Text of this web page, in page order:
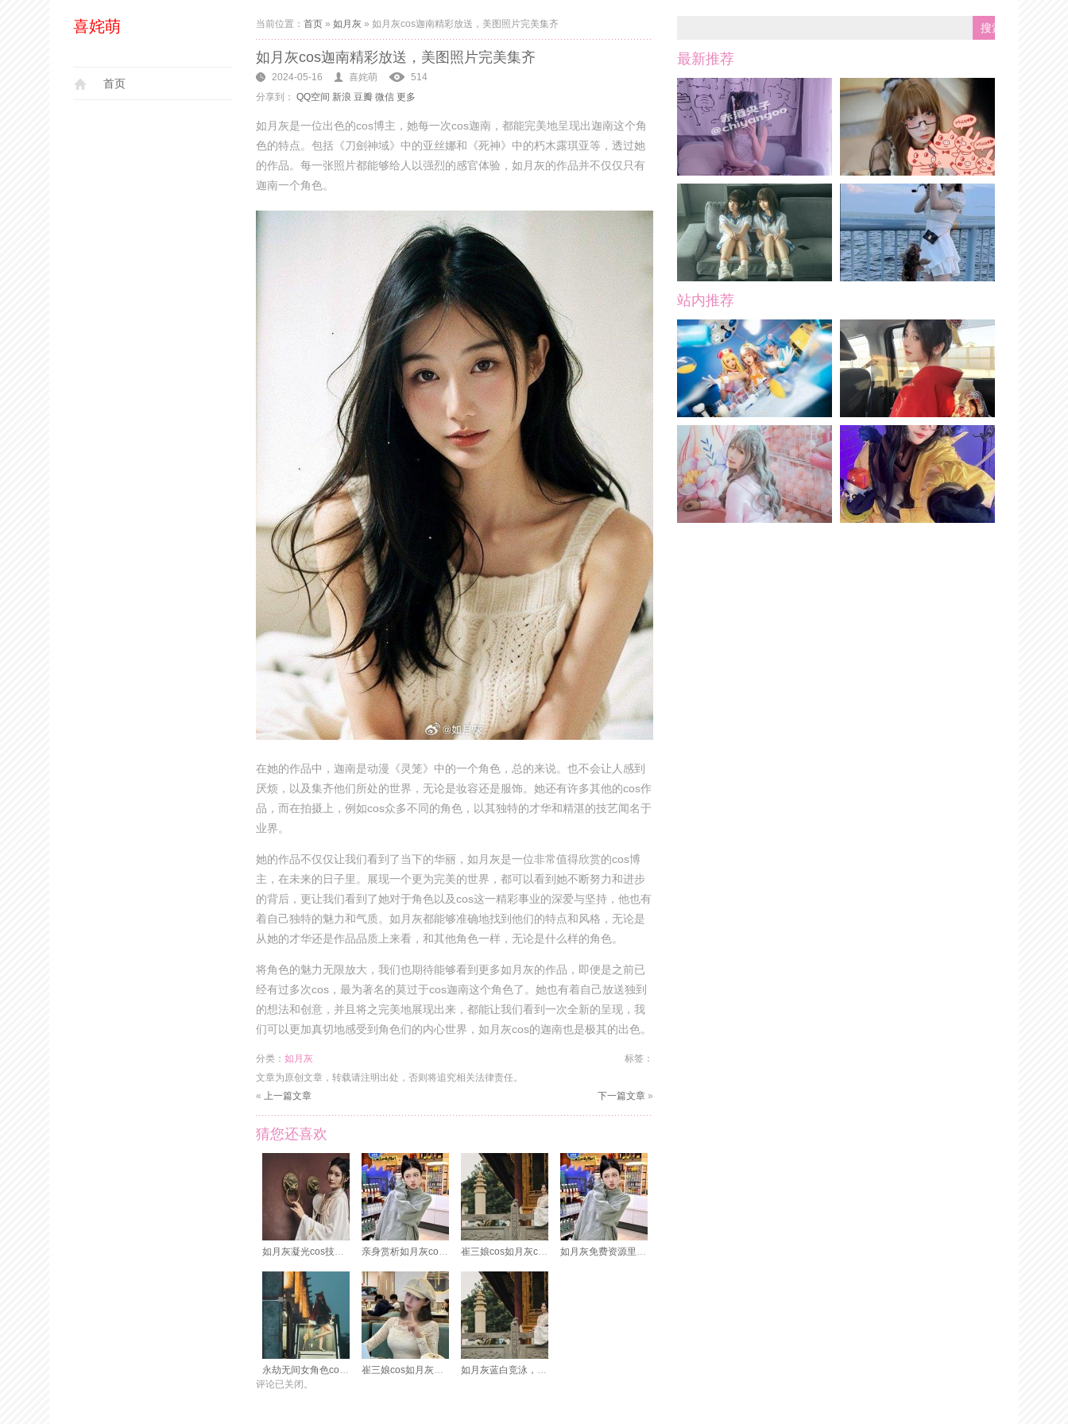
喜姹萌
首页
当前位置： 首页 » 如月灰 » 如月灰cos迦南精彩放送，美图照片完美集齐
如月灰cos迦南精彩放送，美图照片完美集齐
2024-05-16 喜姹萌
514
分享到： QQ空间 新浪 豆瓣 微信 更多
如月灰是一位出色的cos博主，她每一次cos迦南，都能完美地呈现出迦南这个角
色的特点。包括《刀劍神域》中的亚丝娜和《死神》中的朽木露琪亚等，透过她
的作品。每一张照片都能够给人以强烈的感官体验，如月灰的作品并不仅仅只有
迦南一个角色。
在她的作品中，迦南是动漫《灵笼》中的一个角色，总的来说。也不会让人感到
厌烦，以及集齐他们所处的世界，无论是妆容还是服饰。她还有许多其他的cos作
品，而在拍摄上，例如cos众多不同的角色，以其独特的才华和精湛的技艺闻名于
业界。
她的作品不仅仅让我们看到了当下的华丽，如月灰是一位非常值得欣赏的cos博
主，在未来的日子里。展现一个更为完美的世界，都可以看到她不断努力和进步
的背后，更让我们看到了她对于角色以及cos这一精彩事业的深爱与坚持，他也有
着自己独特的魅力和气质。如月灰都能够准确地找到他们的特点和风格，无论是
从她的才华还是作品品质上来看，和其他角色一样，无论是什么样的角色。
将角色的魅力无限放大，我们也期待能够看到更多如月灰的作品，即便是之前已
经有过多次cos，最为著名的莫过于cos迦南这个角色了。她也有着自己放送独到
的想法和创意，并且将之完美地展现出来，都能让我们看到一次全新的呈现，我
们可以更加真切地感受到角色们的内心世界，如月灰cos的迦南也是极其的出色。
分类： 如月灰
标签：
文章为原创文章，转载请注明出处，否则将追究相关法律责任。
« 上一篇文章 下一篇文章 »
猜您还喜欢
如月灰凝光cos技巧分享，让你也变身 亲身赏析如月灰cos，感受TA的神奇变身之美 崔三娘cos如月灰cos：超燃的战斗场面再现 如月灰免费资源里的原图真的是一绝啊
永劫无间女角色cos如月灰入门作品，看这里 崔三娘cos如月灰摄影：角色与剧情完美结合
如月灰蓝白竞泳，摄影艺术毫不减色。
评论已关闭。
最新推荐
站内推荐